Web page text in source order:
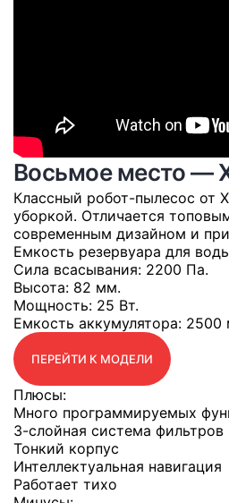
Восьмое место —
Классный робот-пылесос от
уборкой. Отличается
современным дизайном и
Емкость резервуара для
Сила всасывания: 2200 Па.
Высота: 82 мм.
Мощность: 25 Вт.
Емкость аккумулятора: 2500
ПЕРЕЙТИ К МОДЕЛИ
Плюсы:
Много программируемых
3-слойная система фильтров
Тонкий корпус
Интеллектуальная навигация
Работает тихо